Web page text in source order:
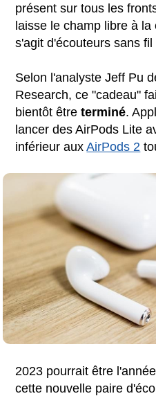
présent sur tous les
laisse le champ libre à
s'agit d'écouteurs sans
Selon l'analyste Jeff Pu
Research, ce "cadeau"
bientôt êtreterminé.
lancer des AirPods Lite
inférieur auxAirPods 2
2023 pourrait être
cette nouvelle paire